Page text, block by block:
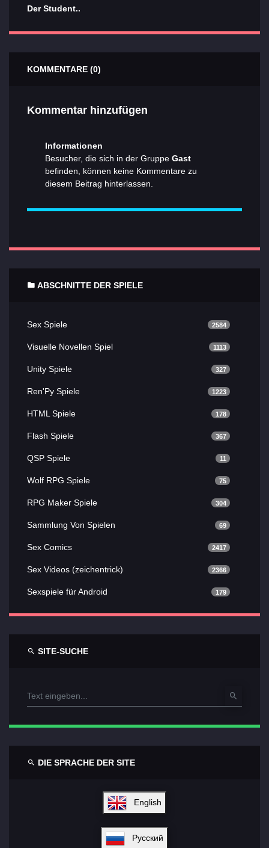
Der Student..
KOMMENTARE (0)
Kommentar hinzufügen
Informationen
Besucher, die sich in der Gruppe Gast
befinden, können keine Kommentare zu
diesem Beitrag hinterlassen.
ABSCHNITTE DER SPIELE
Sex Spiele 2584
Visuelle Novellen Spiel 1113
Unity Spiele 327
Ren'Py Spiele 1223
HTML Spiele 178
Flash Spiele 367
QSP Spiele 11
Wolf RPG Spiele 75
RPG Maker Spiele 304
Sammlung Von Spielen 69
Sex Comics 2417
Sex Videos (zeichentrick) 2366
Sexspiele für Android 179
SITE-SUCHE
DIE SPRACHE DER SITE
English
Русский